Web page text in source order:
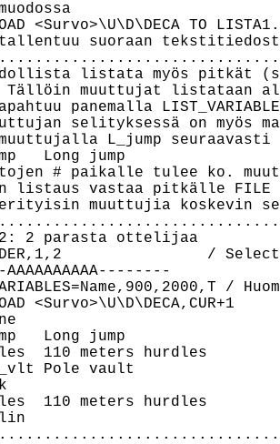
<Survo>\U\D\DECA TO
suoraan
listata myös pitkät
Tällöin muuttujat listataan
panemalla
selityksessä on myös
L_jump seuraavasti
Long jump
# paikalle tulee ko.
listaus vastaa pitkälle FILE
erityisin muuttujia koskevin
2: 2 parasta ottelijaa
/ Select
AAAAAAAAAA--------
/
<Survo>\U\D\DECA,CUR+1
Long jump
110 meters hurdles
Pole vault
110 meters hurdles